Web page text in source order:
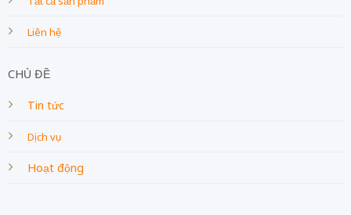
Liên hệ
CHỦ ĐỀ
Tin tức
Dịch vụ
Hoạt động